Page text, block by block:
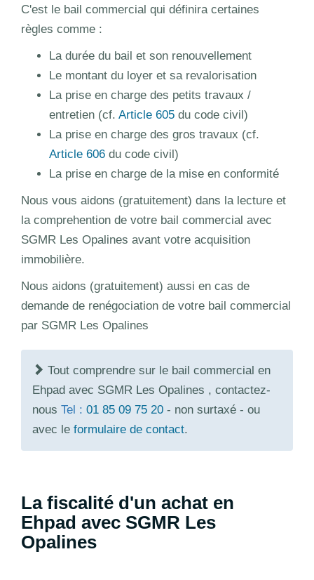
C'est le bail commercial qui définira certaines
règles comme :
La durée du bail et son renouvellement
Le montant du loyer et sa revalorisation
La prise en charge des petits travaux /
entretien (cf. Article 605 du code civil)
La prise en charge des gros travaux (cf.
Article 606 du code civil)
La prise en charge de la mise en conformité
Nous vous aidons (gratuitement) dans la lecture et
la comprehention de votre bail commercial avec
SGMR Les Opalines avant votre acquisition
immobilière.
Nous aidons (gratuitement) aussi en cas de
demande de renégociation de votre bail commercial
par SGMR Les Opalines
Tout comprendre sur le bail commercial en
Ehpad avec SGMR Les Opalines , contactez-
nous Tel : 01 85 09 75 20 - non surtaxé - ou
avec le formulaire de contact.
La fiscalité d'un achat en
Ehpad avec SGMR Les
Opalines